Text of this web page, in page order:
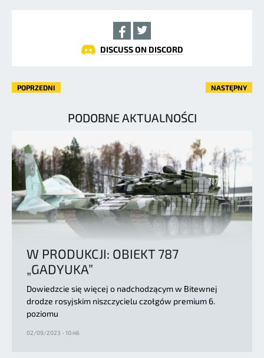
DISCUSS ON DISCORD
POPRZEDNI NASTĘPNY
PODOBNE AKTUALNOŚCI
W PRODUKCJI: OBIEKT 787
„GADYUKA”
Dowiedzcie się więcej o nadchodzącym w Bitewnej
drodze rosyjskim niszczycielu czołgów premium 6.
poziomu
02/09/2023 - 10:46